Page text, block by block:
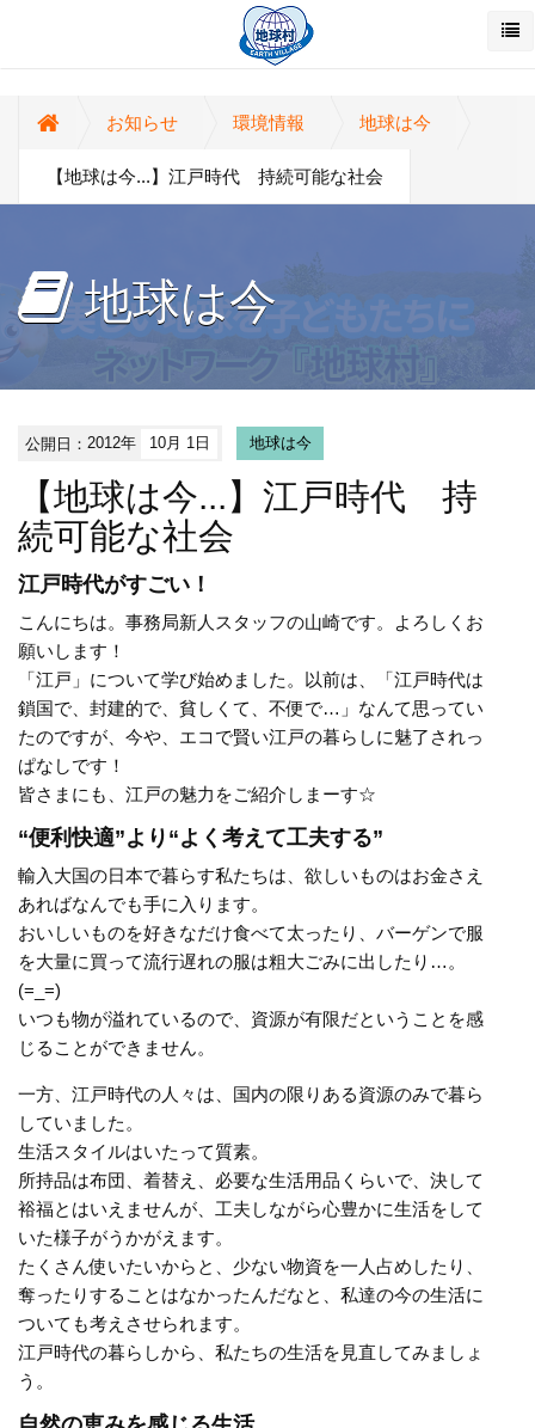
お知らせ 環境情報 地球は今
【地球は今...】江戸時代 持続可能な社会
地球は今
公開日：2012年 10月 1日 地球は今
【地球は今...】江戸時代 持
続可能な社会
江戸時代がすごい！
こんにちは。事務局新人スタッフの山崎です。よろしくお
願いします！
「江戸」について学び始めました。以前は、「江戸時代は
鎖国で、封建的で、貧しくて、不便で…」なんて思ってい
たのですが、今や、エコで賢い江戸の暮らしに魅了されっ
ぱなしです！
皆さまにも、江戸の魅力をご紹介しまーす☆
“便利快適”より“よく考えて工夫する”
輸入大国の日本で暮らす私たちは、欲しいものはお金さえ
あればなんでも手に入ります。
おいしいものを好きなだけ食べて太ったり、バーゲンで服
を大量に買って流行遅れの服は粗大ごみに出したり…。
(=_=)
いつも物が溢れているので、資源が有限だということを感
じることができません。
一方、江戸時代の人々は、国内の限りある資源のみで暮ら
していました。
生活スタイルはいたって質素。
所持品は布団、着替え、必要な生活用品くらいで、決して
裕福とはいえませんが、工夫しながら心豊かに生活をして
いた様子がうかがえます。
たくさん使いたいからと、少ない物資を一人占めしたり、
奪ったりすることはなかったんだなと、私達の今の生活に
ついても考えさせられます。
江戸時代の暮らしから、私たちの生活を見直してみましょ
う。